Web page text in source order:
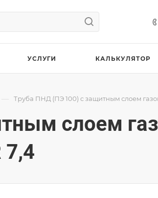
УСЛУГИ КАЛЬКУЛЯТОР
— Труба ПНД (ПЭ 100) с защитным слоем
слоем
7,4